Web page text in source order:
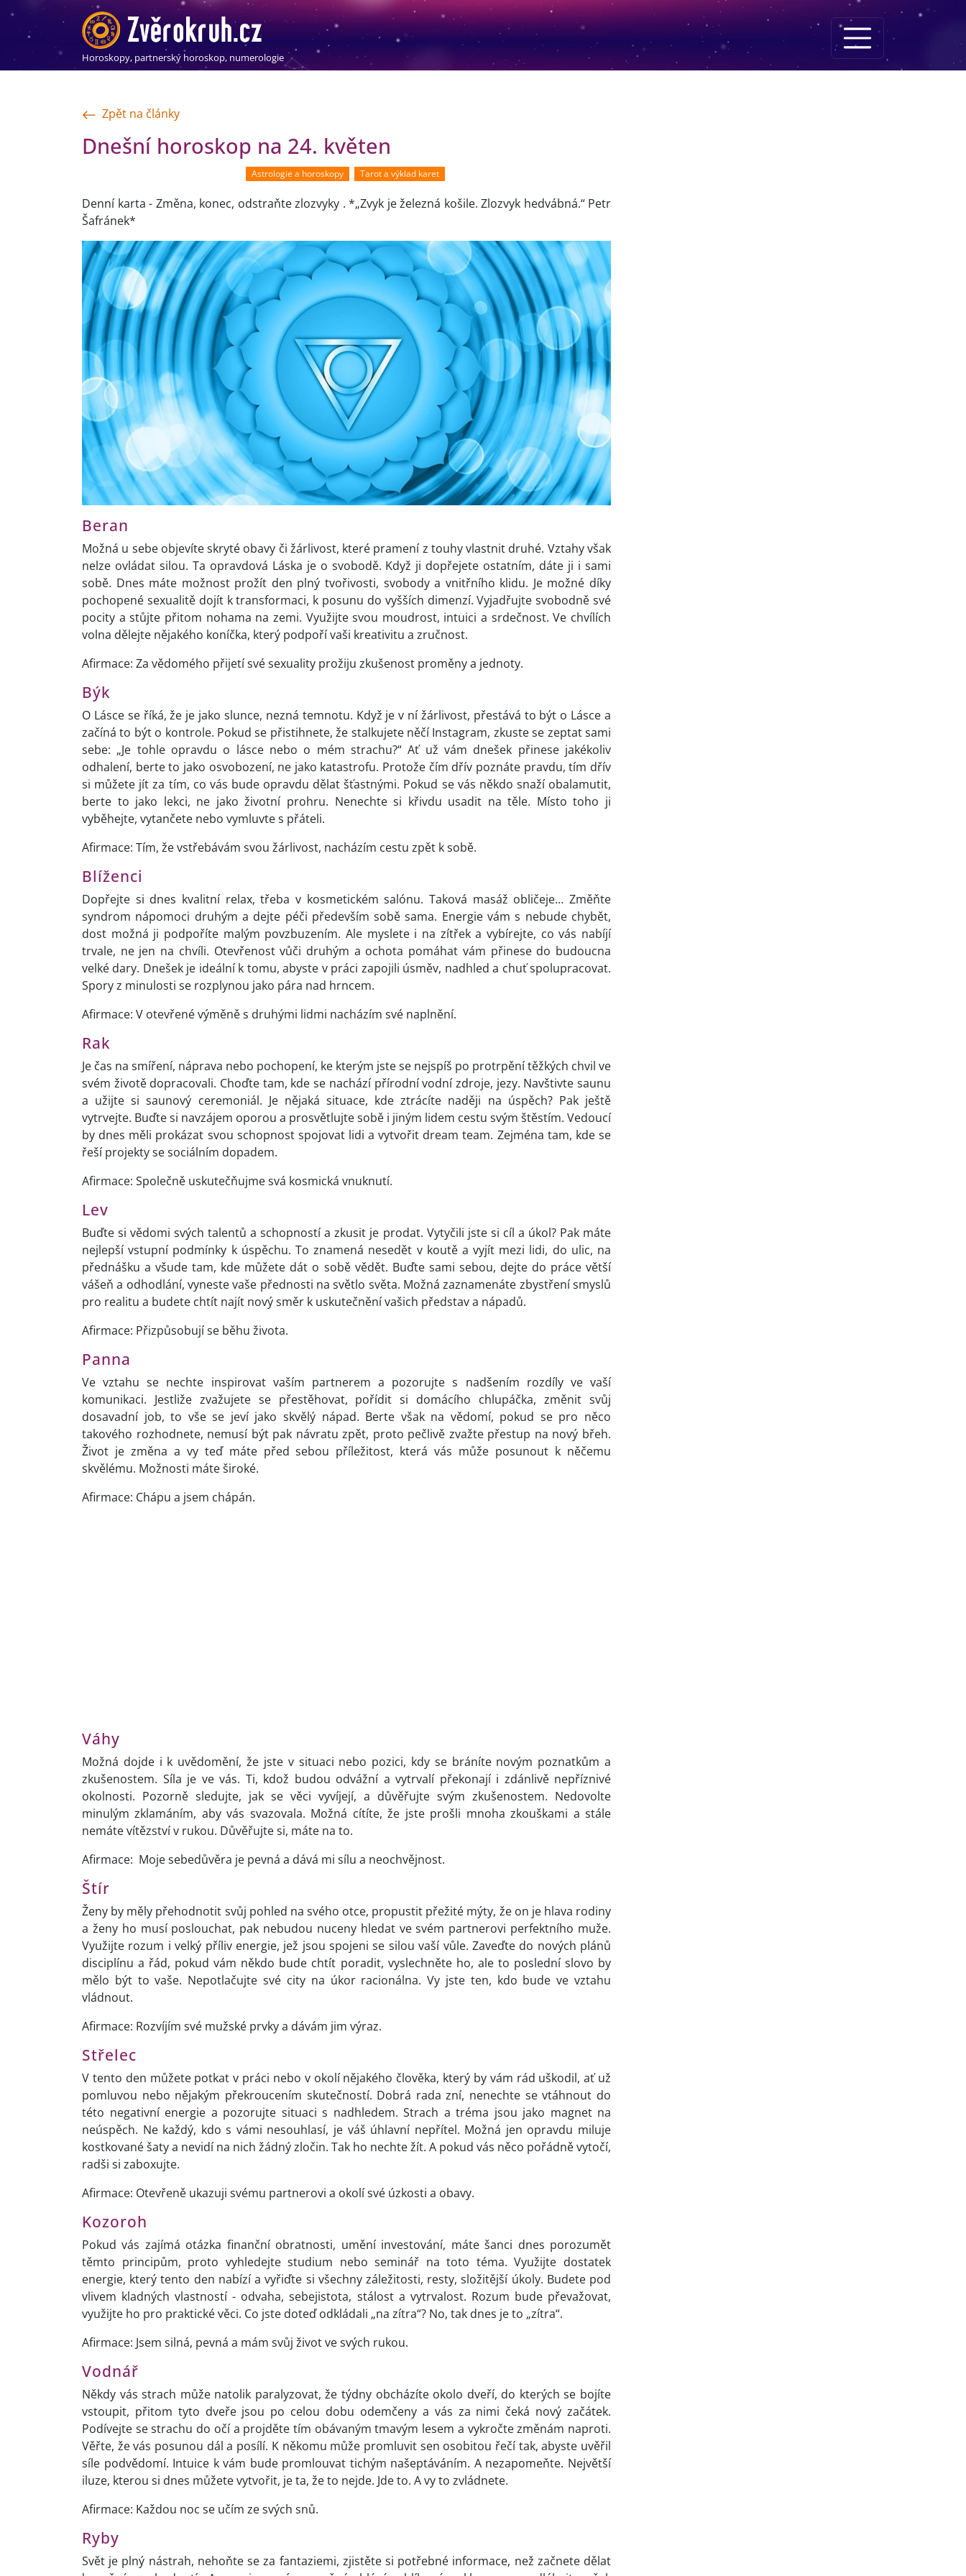
Horoskopy, partnerský horoskop, numerologie
Zpět na články
Dnešní horoskop na 24. květen
Astrologie a horoskopy Tarot a výklad karet
Denní karta - Změna, konec, odstraňte zlozvyky . *„Zvyk je železná košile. Zlozvyk hedvábná.“ Petr
Šafránek*
Beran
Možná u sebe objevíte skryté obavy či žárlivost, které pramení z touhy vlastnit druhé. Vztahy však
nelze ovládat silou. Ta opravdová Láska je o svobodě. Když ji dopřejete ostatním, dáte ji i sami
sobě. Dnes máte možnost prožít den plný tvořivosti, svobody a vnitřního klidu. Je možné díky
pochopené sexualitě dojít k transformaci, k posunu do vyšších dimenzí. Vyjadřujte svobodně své
pocity a stůjte přitom nohama na zemi. Využijte svou moudrost, intuici a srdečnost. Ve chvílích
volna dělejte nějakého koníčka, který podpoří vaši kreativitu a zručnost.
Afirmace: Za vědomého přijetí své sexuality prožiju zkušenost proměny a jednoty.
Býk
O Lásce se říká, že je jako slunce, nezná temnotu. Když je v ní žárlivost, přestává to být o Lásce a
začíná to být o kontrole. Pokud se přistihnete, že stalkujete něčí Instagram, zkuste se zeptat sami
sebe: „Je tohle opravdu o lásce nebo o mém strachu?“ Ať už vám dnešek přinese jakékoliv
odhalení, berte to jako osvobození, ne jako katastrofu. Protože čím dřív poznáte pravdu, tím dřív
si můžete jít za tím, co vás bude opravdu dělat šťastnými. Pokud se vás někdo snaží obalamutit,
berte to jako lekci, ne jako životní prohru. Nenechte si křivdu usadit na těle. Místo toho ji
vyběhejte, vytančete nebo vymluvte s přáteli.
Afirmace: Tím, že vstřebávám svou žárlivost, nacházím cestu zpět k sobě.
Blíženci
Dopřejte si dnes kvalitní relax, třeba v kosmetickém salónu. Taková masáž obličeje… Změňte
syndrom nápomoci druhým a dejte péči především sobě sama. Energie vám s nebude chybět,
dost možná ji podpoříte malým povzbuzením. Ale myslete i na zítřek a vybírejte, co vás nabíjí
trvale, ne jen na chvíli. Otevřenost vůči druhým a ochota pomáhat vám přinese do budoucna
velké dary. Dnešek je ideální k tomu, abyste v práci zapojili úsměv, nadhled a chuť spolupracovat.
Spory z minulosti se rozplynou jako pára nad hrncem.
Afirmace: V otevřené výměně s druhými lidmi nacházím své naplnění.
Rak
Je čas na smíření, náprava nebo pochopení, ke kterým jste se nejspíš po protrpění těžkých chvil ve
svém životě dopracovali. Choďte tam, kde se nachází přírodní vodní zdroje, jezy. Navštivte saunu
a užijte si saunový ceremoniál. Je nějaká situace, kde ztrácíte naději na úspěch? Pak ještě
vytrvejte. Buďte si navzájem oporou a prosvětlujte sobě i jiným lidem cestu svým štěstím. Vedoucí
by dnes měli prokázat svou schopnost spojovat lidi a vytvořit dream team. Zejména tam, kde se
řeší projekty se sociálním dopadem.
Afirmace: Společně uskutečňujme svá kosmická vnuknutí.
Lev
Buďte si vědomi svých talentů a schopností a zkusit je prodat. Vytyčili jste si cíl a úkol? Pak máte
nejlepší vstupní podmínky k úspěchu. To znamená nesedět v koutě a vyjít mezi lidi, do ulic, na
přednášku a všude tam, kde můžete dát o sobě vědět. Buďte sami sebou, dejte do práce větší
vášeň a odhodlání, vyneste vaše přednosti na světlo světa. Možná zaznamenáte zbystření smyslů
pro realitu a budete chtít najít nový směr k uskutečnění vašich představ a nápadů.
Afirmace: Přizpůsobují se běhu života.
Panna
Ve vztahu se nechte inspirovat vaším partnerem a pozorujte s nadšením rozdíly ve vaší
komunikaci. Jestliže zvažujete se přestěhovat, pořídit si domácího chlupáčka, změnit svůj
dosavadní job, to vše se jeví jako skvělý nápad. Berte však na vědomí, pokud se pro něco
takového rozhodnete, nemusí být pak návratu zpět, proto pečlivě zvažte přestup na nový břeh.
Život je změna a vy teď máte před sebou příležitost, která vás může posunout k něčemu
skvělému. Možnosti máte široké.
Afirmace: Chápu a jsem chápán.
Váhy
Možná dojde i k uvědomění, že jste v situaci nebo pozici, kdy se bráníte novým poznatkům a
zkušenostem. Síla je ve vás. Ti, kdož budou odvážní a vytrvalí překonají i zdánlivě nepříznivé
okolnosti. Pozorně sledujte, jak se věci vyvíjejí, a důvěřujte svým zkušenostem. Nedovolte
minulým zklamáním, aby vás svazovala. Možná cítíte, že jste prošli mnoha zkouškami a stále
nemáte vítězství v rukou. Důvěřujte si, máte na to.
Afirmace: Moje sebedůvěra je pevná a dává mi sílu a neochvějnost.
Štír
Ženy by měly přehodnotit svůj pohled na svého otce, propustit přežité mýty, že on je hlava rodiny
a ženy ho musí poslouchat, pak nebudou nuceny hledat ve svém partnerovi perfektního muže.
Využijte rozum i velký příliv energie, jež jsou spojeni se silou vaší vůle. Zaveďte do nových plánů
disciplínu a řád, pokud vám někdo bude chtít poradit, vyslechněte ho, ale to poslední slovo by
mělo být to vaše. Nepotlačujte své city na úkor racionálna. Vy jste ten, kdo bude ve vztahu
vládnout.
Afirmace: Rozvíjím své mužské prvky a dávám jim výraz.
Střelec
V tento den můžete potkat v práci nebo v okolí nějakého člověka, který by vám rád uškodil, ať už
pomluvou nebo nějakým překroucením skutečností. Dobrá rada zní, nenechte se vtáhnout do
této negativní energie a pozorujte situaci s nadhledem. Strach a tréma jsou jako magnet na
neúspěch. Ne každý, kdo s vámi nesouhlasí, je váš úhlavní nepřítel. Možná jen opravdu miluje
kostkované šaty a nevidí na nich žádný zločin. Tak ho nechte žít. A pokud vás něco pořádně vytočí,
radši si zaboxujte.
Afirmace: Otevřeně ukazuji svému partnerovi a okolí své úzkosti a obavy.
Kozoroh
Pokud vás zajímá otázka finanční obratnosti, umění investování, máte šanci dnes porozumět
těmto principům, proto vyhledejte studium nebo seminář na toto téma. Využijte dostatek
energie, který tento den nabízí a vyřiďte si všechny záležitosti, resty, složitější úkoly. Budete pod
vlivem kladných vlastností - odvaha, sebejistota, stálost a vytrvalost. Rozum bude převažovat,
využijte ho pro praktické věci. Co jste doteď odkládali „na zítra“? No, tak dnes je to „zítra“.
Afirmace: Jsem silná, pevná a mám svůj život ve svých rukou.
Vodnář
Někdy vás strach může natolik paralyzovat, že týdny obcházíte okolo dveří, do kterých se bojíte
vstoupit, přitom tyto dveře jsou po celou dobu odemčeny a vás za nimi čeká nový začátek.
Podívejte se strachu do očí a projděte tím obávaným tmavým lesem a vykročte změnám naproti.
Věřte, že vás posunou dál a posílí. K někomu může promluvit sen osobitou řečí tak, abyste uvěřil
síle podvědomí. Intuice k vám bude promlouvat tichým našeptáváním. A nezapomeňte. Největší
iluze, kterou si dnes můžete vytvořit, je ta, že to nejde. Jde to. A vy to zvládnete.
Afirmace: Každou noc se učím ze svých snů.
Ryby
Svět je plný nástrah, nehoňte se za fantaziemi, zjistěte si potřebné informace, než začnete dělat